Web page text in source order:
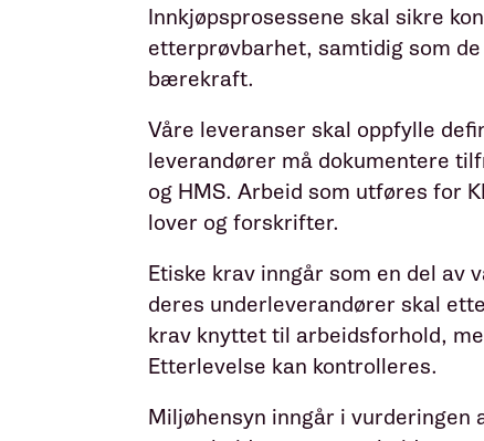
Innkjøpsprosessene skal sikre
etterprøvbarhet, samtidig som
bærekraft.
Våre leveranser skal oppfylle
leverandører må dokumentere
og HMS. Arbeid som utføres for
lover og forskrifter.
Etiske krav inngår som en del av
deres underleverandører skal
krav knyttet til arbeidsforhold,
Etterlevelse kan kontrolleres.
Miljøhensyn inngår i